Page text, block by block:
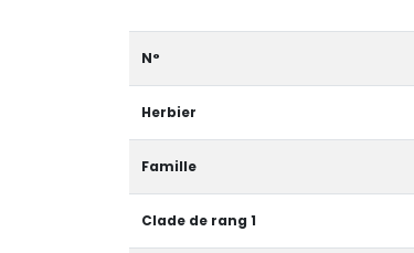
N°
Herbier
Famille
Clade de rang 1